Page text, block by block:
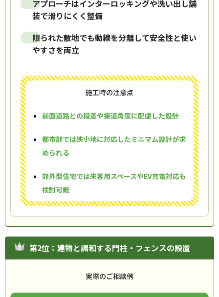
アプローチはインターロッキングや洗い出し舗
装で滑りにくく整備
限られた敷地でも動線を分離して安全性と使い
やすさを両立
施工時の注意点
前面道路との段差や接道角度に配慮した設計
都市部では狭小地に対応したミニマム設計が求
められる
郊外型住宅では来客用スペースやEV充電対応も
検討可能
第2位：建物と調和する門柱・フェンスの設置
実際のご相談例